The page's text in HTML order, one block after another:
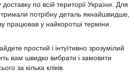
по всій території України. Для
потрібну деталь якнайшвидше,
працював у найкоротші терміни.
простий і інтуїтивно зрозумілий
вам швидко вибрати і замовити
за кілька кліків.